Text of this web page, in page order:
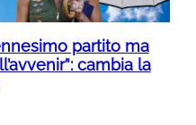
partito ma
cambia la